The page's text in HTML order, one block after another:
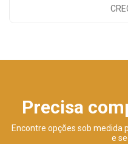
Precisa
Encontre opções sob medida
e